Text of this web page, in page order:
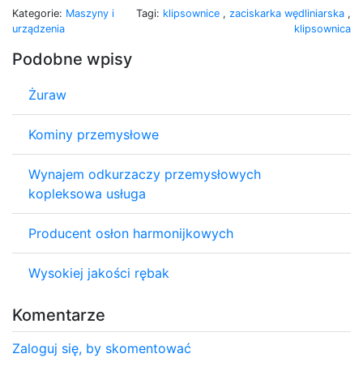
Kategorie: Maszyny i
urządzenia
Tagi: klipsownice , zaciskarka wędliniarska ,
klipsownica
Podobne wpisy
Żuraw
Kominy przemysłowe
Wynajem odkurzaczy przemysłowych
kopleksowa usługa
Producent osłon harmonijkowych
Wysokiej jakości rębak
Komentarze
Zaloguj się, by skomentować